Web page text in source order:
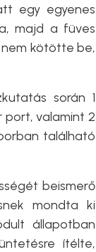
egy egyenes
majd a füves
kötötte be,
során 1
valamint 2
található
beismerő
mondta ki
állapotban
ítélte,